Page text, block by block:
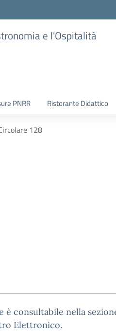
e l'Ospitalità
PNRR Ristorante Didattico
128
consultabile nella
Elettronico.